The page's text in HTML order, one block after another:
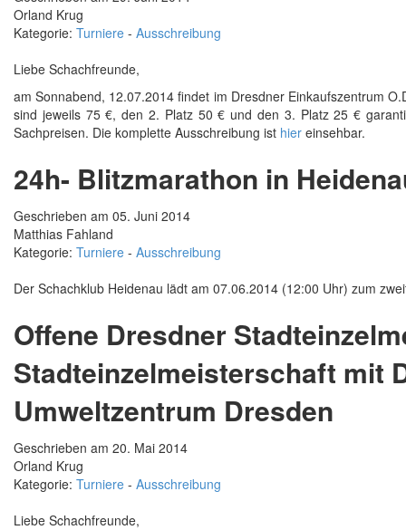
Orland Krug
Kategorie: Turniere - Ausschreibung
Liebe Schachfreunde,
am Sonnabend, 12.07.2014 findet im Dresdner Einkaufszentrum
sind jeweils 75 €, den 2. Platz 50 € und den 3. Platz 25 €
Sachpreisen. Die komplette Ausschreibung ist hier einsehbar.
24h- Blitzmarathon in
Geschrieben am 05. Juni 2014
Matthias Fahland
Kategorie: Turniere - Ausschreibung
Der Schachklub Heidenau lädt am 07.06.2014 (12:00 Uhr) zum
Offene Dresdner
Stadteinzelmeisterschaft mit
Umweltzentrum Dresden
Geschrieben am 20. Mai 2014
Orland Krug
Kategorie: Turniere - Ausschreibung
Liebe Schachfreunde,